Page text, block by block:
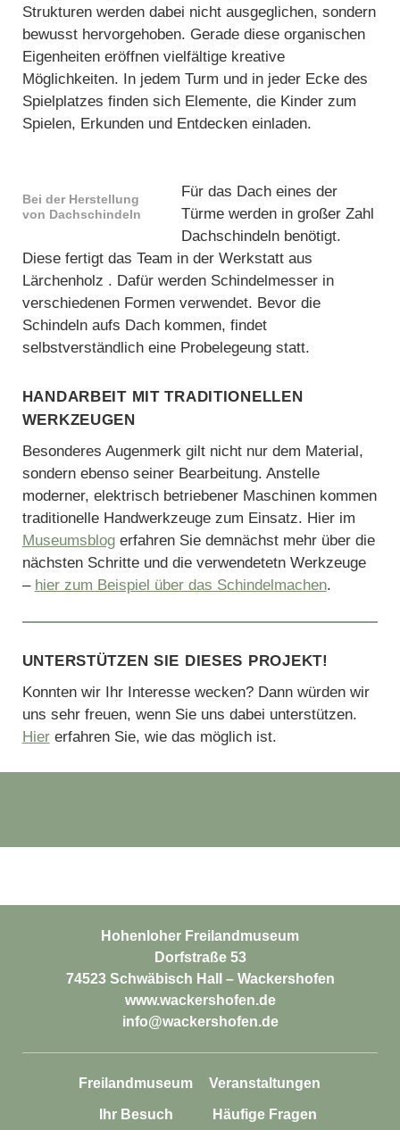
Strukturen werden dabei nicht ausgeglichen, sondern
bewusst hervorgehoben. Gerade diese organischen
Eigenheiten eröffnen vielfältige kreative
Möglichkeiten. In jedem Turm und in jeder Ecke des
Spielplatzes finden sich Elemente, die Kinder zum
Spielen, Erkunden und Entdecken einladen.
Bei der Herstellung
von Dachschindeln
Für das Dach eines der
Türme werden in großer Zahl
Dachschindeln benötigt.
Diese fertigt das Team in der Werkstatt aus
Lärchenholz . Dafür werden Schindelmesser in
verschiedenen Formen verwendet. Bevor die
Schindeln aufs Dach kommen, findet
selbstverständlich eine Probelegeung statt.
handarbeit mit traditionellen
werkzeugen
Besonderes Augenmerk gilt nicht nur dem Material,
sondern ebenso seiner Bearbeitung. Anstelle
moderner, elektrisch betriebener Maschinen kommen
traditionelle Handwerkzeuge zum Einsatz. Hier im
Museumsblogerfahren Sie demnächst mehr über die
nächsten Schritte und die verwendetetn Werkzeuge
– hier zum Beispiel über das Schindelmachen.
unterstützen sie dieses projekt!
Konnten wir Ihr Interesse wecken? Dann würden wir
uns sehr freuen, wenn Sie uns dabei unterstützen.
Hiererfahren Sie, wie das möglich ist.
Hohenloher Freilandmuseum
Dorfstraße 53
74523 Schwäbisch Hall – Wackershofen
www.wackershofen.de
info@wackershofen.de
Freilandmuseum Veranstaltungen
Ihr Besuch Häufige Fragen